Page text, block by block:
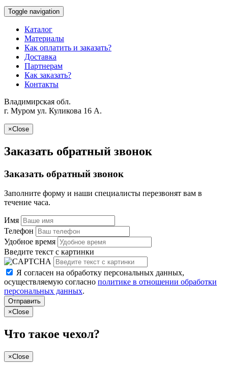
Toggle navigation
Каталог
Материалы
Как оплатить и заказать?
Доставка
Партнерам
Как заказать?
Контакты
Владимирская обл.
г. Муром ул. Куликова 16 A.
×Close
Заказать обратный звонок
Заказать обратный звонок
Заполните форму и наши специалисты перезвонят вам в
течение часа.
Имя
Телефон
Удобное время
Введите текст с картинки
Я согласен на обработку персональных данных,
осуществляемую согласно политике в отношении обработки
персональных данных.
Отправить
×Close
Что такое чехол?
×Close